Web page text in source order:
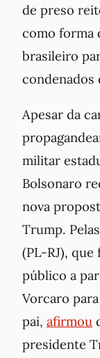
de preso
como forma
brasileiro
condenados
Apesar da
militar
Bolsonaro
nova
Trump.
(PL-RJ),
público a
Vorcaro
pai, afirmou
presidente